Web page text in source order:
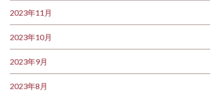
2023年11月
2023年10月
2023年9月
2023年8月